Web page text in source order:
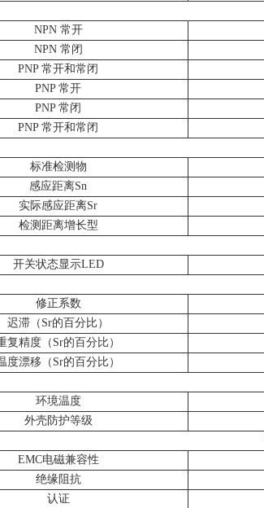
NPN 常开
NPN 常闭
PNP 常开和常闭
PNP 常开
PNP 常闭
PNP 常开和常闭
标准检测物
感应距离Sn
实际感应距离Sr
检测距离增长型
开关状态显示LED
修正系数
迟滞（Sr的百分比）
复精度（Sr的百分比）
度漂移（Sr的百分比）
环境温度
外壳防护等级
EMC电磁兼容性
绝缘阻抗
认证